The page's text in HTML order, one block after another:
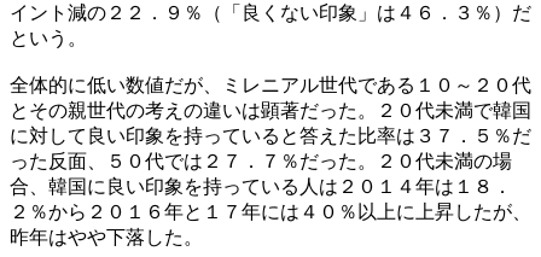
イント減の２２．９％（「良くない印象」は４６．３％）だ
という。
全体的に低い数値だが、ミレニアル世代である１０～２０代
とその親世代の考えの違いは顕著だった。２０代未満で韓国
に対して良い印象を持っていると答えた比率は３７．５％だ
った反面、５０代では２７．７％だった。２０代未満の場
合、韓国に良い印象を持っている人は２０１４年は１８．
２％から２０１６年と１７年には４０％以上に上昇したが、
昨年はやや下落した。